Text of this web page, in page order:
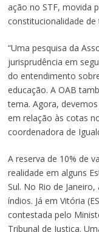
ação no STF, movida
constitucionalidade de
“Uma pesquisa da
jurisprudência em
do entendimento
educação. A OAB
tema. Agora,
em relação às cotas
coordenadora de
A reserva de 10% de
realidade em alguns
Sul. No Rio de
índios. Já em Vitória
contestada pelo
Tribunal de Justiça.